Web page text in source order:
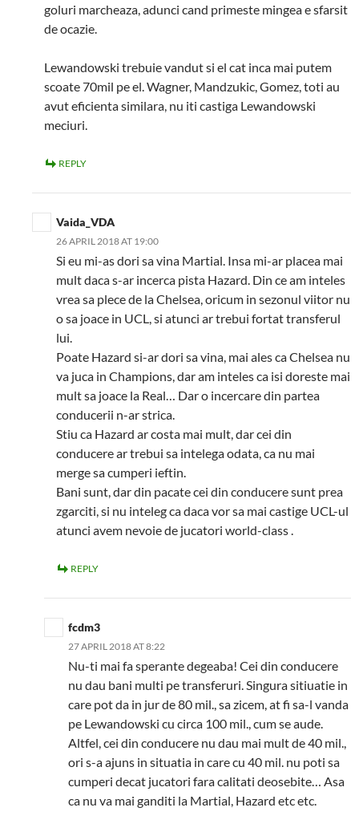
goluri marcheaza, adunci cand primeste mingea e sfarsit
de ocazie.
Lewandowski trebuie vandut si el cat inca mai putem
scoate 70mil pe el. Wagner, Mandzukic, Gomez, toti au
avut eficienta similara, nu iti castiga Lewandowski
meciuri.
REPLY
Vaida_VDA
26 APRIL 2018 AT 19:00
Si eu mi-as dori sa vina Martial. Insa mi-ar placea mai
mult daca s-ar incerca pista Hazard. Din ce am inteles
vrea sa plece de la Chelsea, oricum in sezonul viitor nu
o sa joace in UCL, si atunci ar trebui fortat transferul
lui.
Poate Hazard si-ar dori sa vina, mai ales ca Chelsea nu
va juca in Champions, dar am inteles ca isi doreste mai
mult sa joace la Real… Dar o incercare din partea
conducerii n-ar strica.
Stiu ca Hazard ar costa mai mult, dar cei din
conducere ar trebui sa intelega odata, ca nu mai
merge sa cumperi ieftin.
Bani sunt, dar din pacate cei din conducere sunt prea
zgarciti, si nu inteleg ca daca vor sa mai castige UCL-ul
atunci avem nevoie de jucatori world-class .
REPLY
fcdm3
27 APRIL 2018 AT 8:22
Nu-ti mai fa sperante degeaba! Cei din conducere
nu dau bani multi pe transferuri. Singura sitiuatie in
care pot da in jur de 80 mil., sa zicem, at fi sa-l vanda
pe Lewandowski cu circa 100 mil., cum se aude.
Altfel, cei din conducere nu dau mai mult de 40 mil.,
ori s-a ajuns in situatia in care cu 40 mil. nu poti sa
cumperi decat jucatori fara calitati deosebite… Asa
ca nu va mai ganditi la Martial, Hazard etc etc.